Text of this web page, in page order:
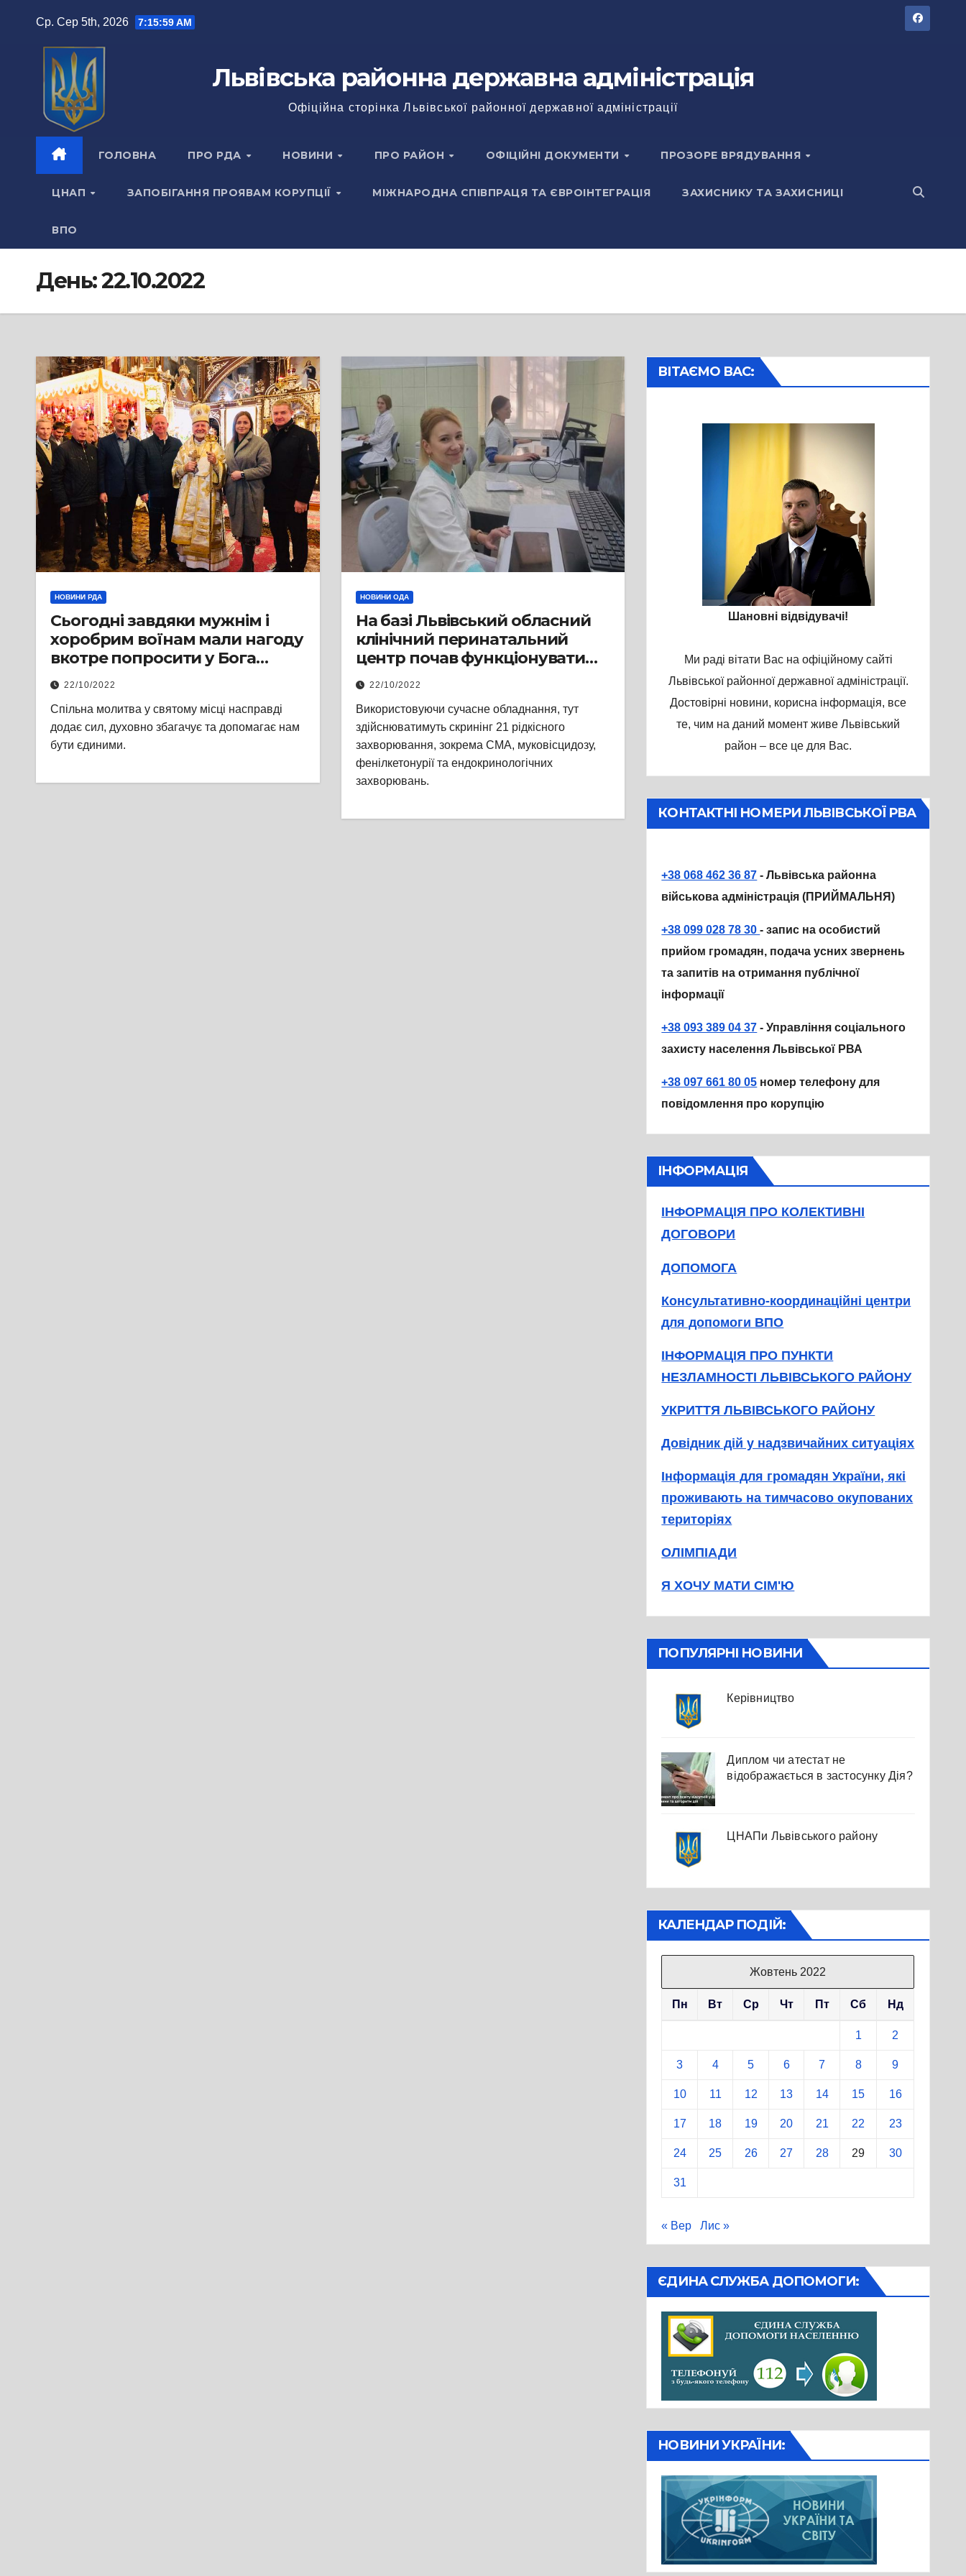
Ср. Сер 5th, 2026 7:16:00 AM
Львівська районна державна адміністрація
Офіційна сторінка Львівської районної державної адміністрації
ГОЛОВНА ПРО РДА НОВИНИ ПРО РАЙОН ОФІЦІЙНІ ДОКУМЕНТИ ПРОЗОРЕ ВРЯДУВАННЯ
ЦНАП ЗАПОБІГАННЯ ПРОЯВАМ КОРУПЦІЇ МІЖНАРОДНА СПІВПРАЦЯ ТА ЄВРОІНТЕГРАЦІЯ ЗАХИСНИКУ ТА ЗАХИСНИЦІ
ВПО
День:22.10.2022
НОВИНИ РДА
Сьогодні ￼завдяки мужнім і
хоробрим воїнам мали нагоду
вкотре попросити у Бога
охорони, благословення та
заступництва для захисників,
попросити якнайшвидшого
переможного миру на прощі у
селі Руда Сілецька
22/10/2022
Спільна молитва у святому місці насправді
додає сил, духовно збагачує та допомагає нам
бути єдиними.
НОВИНИ ОДА
На базі Львівський обласний
клінічний перинатальний
центр почав функціонувати
Регіональний центр
неонатального ￼скринінгу для
новонароджених зі 7 областей
України
22/10/2022
Використовуючи сучасне обладнання, тут
здійснюватимуть скринінг 21 рідкісного
захворювання, зокрема СМА, муковісцидозу,
фенілкетонурії та ендокринологічних
захворювань.
ВІТАЄМО ВАС:
Шановні відвідувачі!
Ми раді вітати Вас на офіційному сайті
Львівської районної державної адміністрації.
Достовірні новини, корисна інформація, все
те, чим на даний момент живе Львівський
район – все це для Вас.
КОНТАКТНІ НОМЕРИ ЛЬВІВСЬКОЇ РВА
+38 068 462 36 87 - Львівська районна
військова адміністрація (ПРИЙМАЛЬНЯ)
+38 099 028 78 30- запис на особистий
прийом громадян, подача усних звернень
та запитів на отримання публічної
інформації
+38 093 389 04 37 - Управління соціального
захисту населення Львівської РВА
+38 097 661 80 05 номер телефону для
повідомлення про корупцію
ІНФОРМАЦІЯ
ІНФОРМАЦІЯ ПРО КОЛЕКТИВНІ
ДОГОВОРИ
ДОПОМОГА
Консультативно-координаційні центри
для допомоги ВПО
ІНФОРМАЦІЯ ПРО ПУНКТИ
НЕЗЛАМНОСТІ ЛЬВІВСЬКОГО РАЙОНУ
УКРИТТЯ ЛЬВІВСЬКОГО РАЙОНУ
Довідник дій у надзвичайних ситуаціях
Інформація для громадян України, які
проживають на тимчасово окупованих
територіях
ОЛІМПІАДИ
Я ХОЧУ МАТИ СІМ'Ю
ПОПУЛЯРНІ НОВИНИ
Керівництво
Диплом чи атестат не
відображається в застосунку Дія?
ЦНАПи Львівського району
КАЛЕНДАР ПОДІЙ:
Жовтень 2022
Пн Вт Ср Чт Пт Сб Нд
1 2
3 4 5 6 7 8 9
10 11 12 13 14 15 16
17 18 19 20 21 22 23
24 25 26 27 28 29 30
31
« Вер Лис »
ЄДИНА СЛУЖБА ДОПОМОГИ:
НОВИНИ УКРАЇНИ: